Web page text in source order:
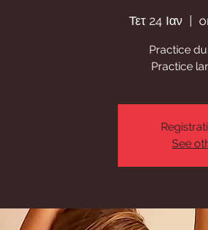
Τετ 24 Ιαν
  |
Practice
Practice
See